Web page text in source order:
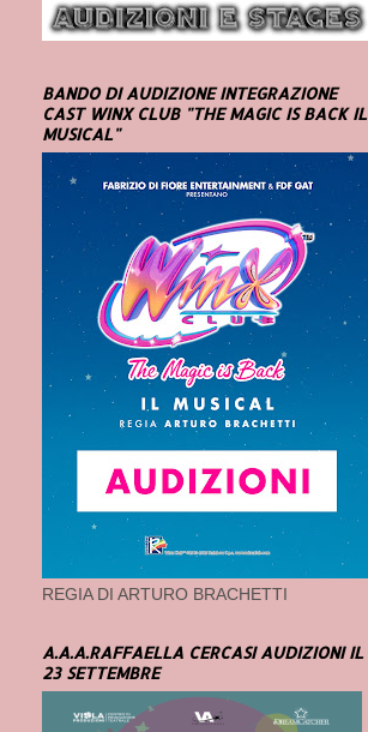
BANDO DI AUDIZIONE INTEGRAZIONE
CAST WINX CLUB "THE MAGIC IS BACK IL
MUSICAL"
REGIA DI ARTURO BRACHETTI
A.A.A.RAFFAELLA CERCASI AUDIZIONI IL
23 SETTEMBRE